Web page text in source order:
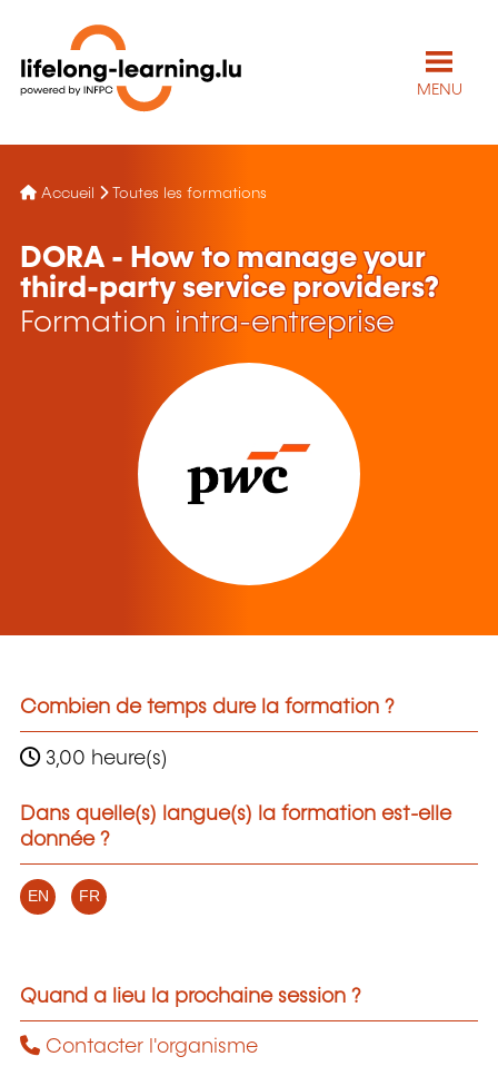
MENU
Accueil Toutes les formations
DORA - How to manage your
third-party service providers?
Formation intra-entreprise
Combien de temps dure la formation ?
3,00 heure(s)
Dans quelle(s) langue(s) la formation est-elle
donnée ?
EN FR
Quand a lieu la prochaine session ?
Contacter l'organisme